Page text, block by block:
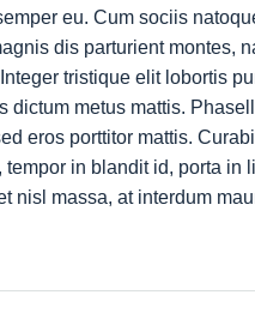
eu. Cum sociis
dis parturient montes,
tristique elit lobortis
dictum metus mattis.
eros porttitor mattis.
tempor in blandit id, porta in
nisl massa, at interdum